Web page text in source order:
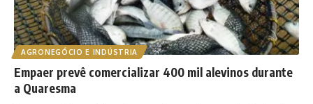
AGRONEGÓCIO E INDÚSTRIA
Empaer prevê comercializar 400 mil alevinos durante
a Quaresma